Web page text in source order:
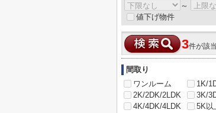
～
値下げ物件
3件が該当
間取り
ワンルーム
1K/
2K/2DK/2LDK
3K/
4K/4DK/4LDK
5K以